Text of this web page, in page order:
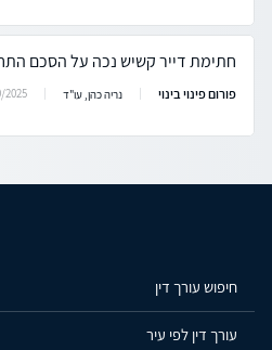
חתימת דייר קשיש נכה על הסכם
פורום פינוי בינוי נריה כהן, עו"ד 2025
חיפוש עורך דין
עורך דין לפי עיר